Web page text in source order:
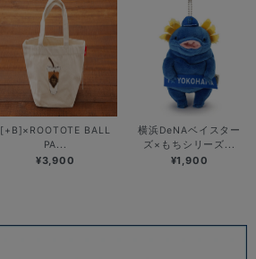
[+B]×ROOTOTE BALL
PA...
¥3,900
横浜DeNAベイスター
ズ×もちシリーズ...
¥1,900